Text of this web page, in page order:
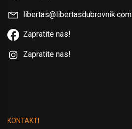
libertas@libertasdubrovnik.com
Zapratite nas!
Zapratite nas!
KONTAKTI